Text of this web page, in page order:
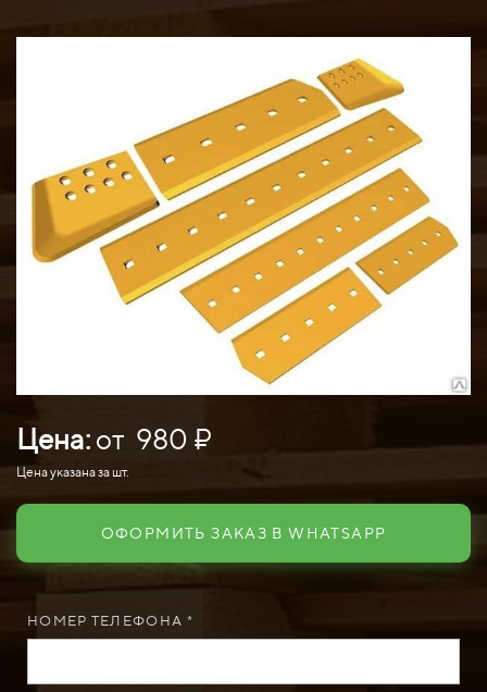
Цена:от 980 ₽
Цена указана за шт.
ОФОРМИТЬ ЗАКАЗ В WHATSAPP
НОМЕР ТЕЛЕФОНА *